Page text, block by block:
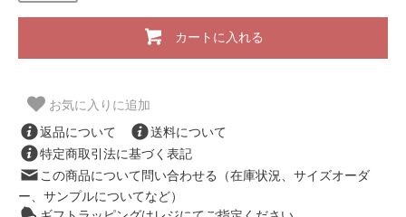
カートに入れる
お気に入りに追加
返品について
送料について
特定商取引法に基づく表記
この商品について問い合わせる（在庫状況、サイズオーダ
ー、サンプルについてなど）